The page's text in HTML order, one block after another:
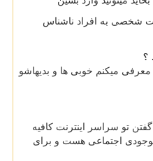
شخصی به افراد ناشناس
میکنم خوبی ها و بدیهاشو
تو سراسر اینترنت کافیه
اجتماعی هست و برای